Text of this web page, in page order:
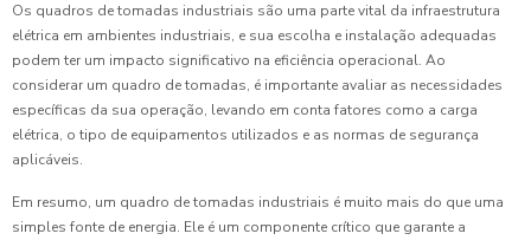
Os quadros de tomadas industriais são uma parte vital da infraestrutura
elétrica em ambientes industriais, e sua escolha e instalação adequadas
podem ter um impacto significativo na eficiência operacional. Ao
considerar um quadro de tomadas, é importante avaliar as necessidades
específicas da sua operação, levando em conta fatores como a carga
elétrica, o tipo de equipamentos utilizados e as normas de segurança
aplicáveis.
Em resumo, um quadro de tomadas industriais é muito mais do que uma
simples fonte de energia. Ele é um componente crítico que garante a